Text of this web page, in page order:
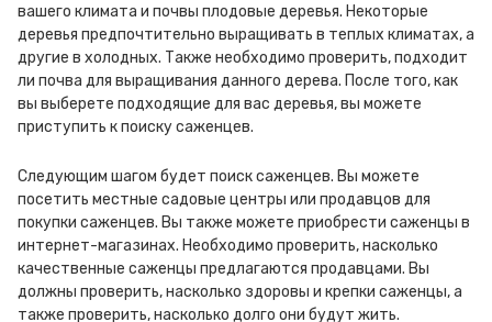
вашего климата и почвы плодовые деревья. Некоторые
деревья предпочтительно выращивать в теплых климатах, а
другие в холодных. Также необходимо проверить, подходит
ли почва для выращивания данного дерева. После того, как
вы выберете подходящие для вас деревья, вы можете
приступить к поиску саженцев.
Следующим шагом будет поиск саженцев. Вы можете
посетить местные садовые центры или продавцов для
покупки саженцев. Вы также можете приобрести саженцы в
интернет-магазинах. Необходимо проверить, насколько
качественные саженцы предлагаются продавцами. Вы
должны проверить, насколько здоровы и крепки саженцы, а
также проверить, насколько долго они будут жить.